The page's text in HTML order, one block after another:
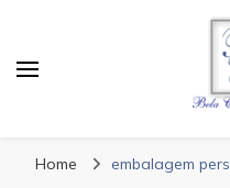
Home embalagem